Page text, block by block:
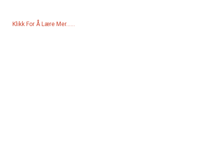
Klikk For Å Lære Mer......